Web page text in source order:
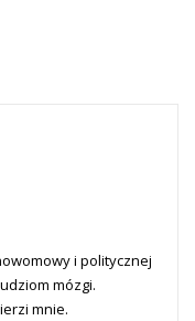
i politycznej
mózgi.
mnie.